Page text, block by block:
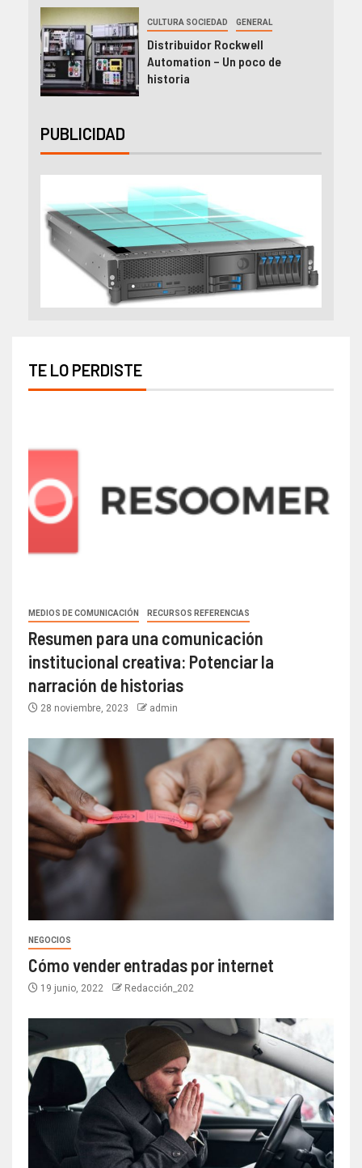
CULTURA SOCIEDAD GENERAL
Distribuidor Rockwell
Automation – Un poco de
historia
PUBLICIDAD
TE LO PERDISTE
MEDIOS DE COMUNICACIÓN RECURSOS REFERENCIAS
Resumen para una comunicación
institucional creativa: Potenciar la
narración de historias
28 noviembre, 2023 admin
NEGOCIOS
Cómo vender entradas por internet
19 junio, 2022 Redacción_202